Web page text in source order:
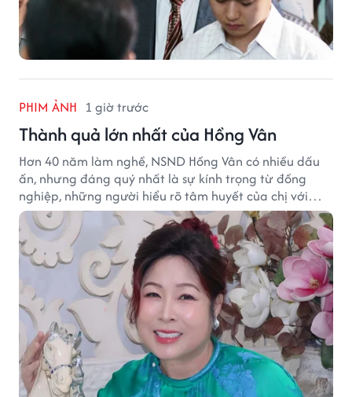
PHIM ẢNH 1 giờ trước
Thành quả lớn nhất của Hồng Vân
Hơn 40 năm làm nghề, NSND Hồng Vân có nhiều dấu
ấn, nhưng đáng quý nhất là sự kính trọng từ đồng
nghiệp, những người hiểu rõ tâm huyết của chị với
nghệ thuật.